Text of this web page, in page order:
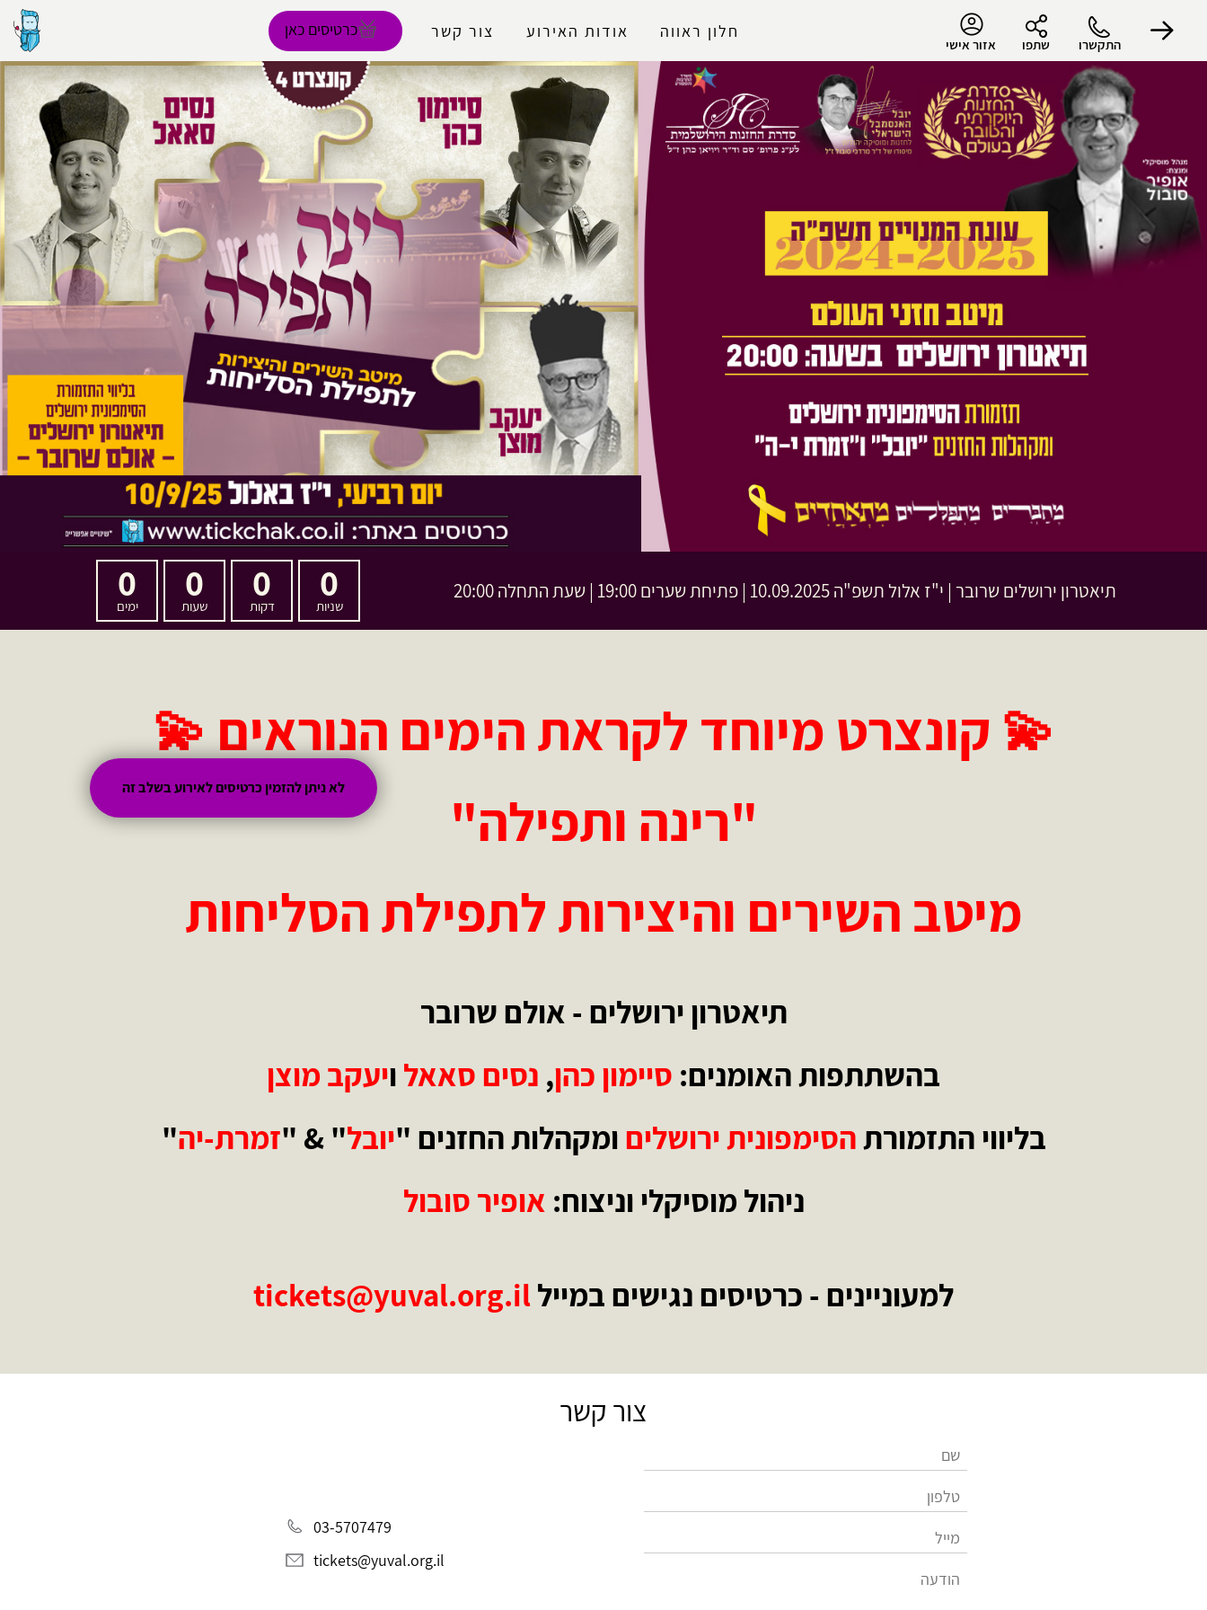
התקשרו שתפו אזור אישי
חלון ראווה אודות האירוע צור קשר כרטיסים כאן
הפרופיל שלי
התנתק
תיאטרון ירושלים שרובר | י"ז אלול תשפ"ה10.09.2025 | פתיחת שערים 19:00 | שעת התחלה 20:00 0
שניות
0
דקות
0
שעות
0
ימים
💫 קונצרט מיוחד לקראת הימים הנוראים💫
"רינה ותפילה"
מיטב השירים והיצירות לתפילת הסליחות
תיאטרון ירושלים - אולם שרובר
בהשתתפות האומנים: סיימון כהן, נסים סאאלויעקב מוצן
בליווי התזמורתהסימפונית ירושליםומקהלות החזנים "יובל" & "זמרת-יה"
ניהול מוסיקלי וניצוח: אופיר סובול
למעוניינים - כרטיסים נגישים במייל
צור קשר
03-5707479
tickets@yuval.org.il
לא ניתן להזמין כרטיסים לאירוע בשלב זה